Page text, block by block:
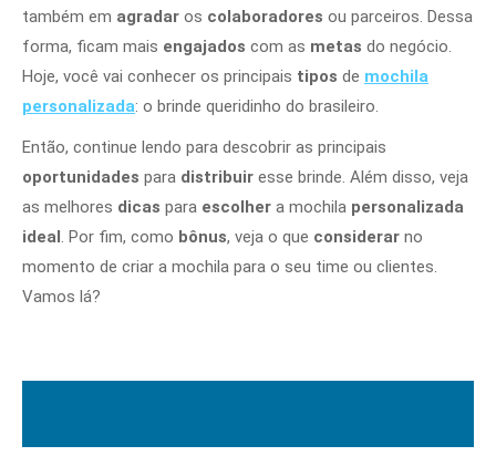
também em agradar os colaboradores ou parceiros. Dessa
forma, ficam mais engajados com as metas do negócio.
Hoje, você vai conhecer os principais tipos de mochila
personalizada: o brinde queridinho do brasileiro.
Então, continue lendo para descobrir as principais
oportunidades para distribuir esse brinde. Além disso, veja
as melhores dicas para escolher a mochila personalizada
ideal. Por fim, como bônus, veja o que considerar no
momento de criar a mochila para o seu time ou clientes.
Vamos lá?